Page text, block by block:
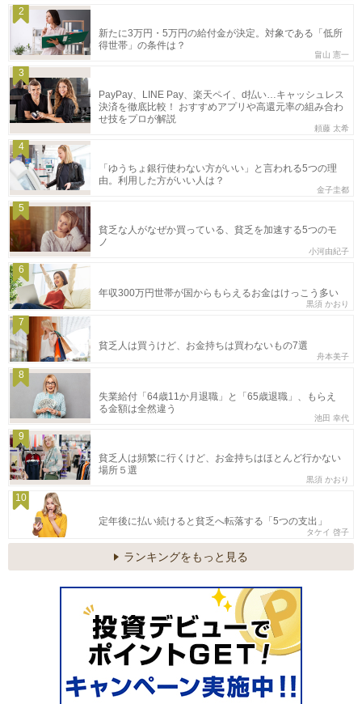
2
新たに3万円・5万円の給付金が決定。対象である「低所
得世帯」の条件は？
畠山 憲一
3
PayPay、LINE Pay、楽天ペイ、d払い…キャッシュレス
決済を徹底比較！ おすすめアプリや高還元率の組み合わ
せ技をプロが解説
頼藤 太希
4
「ゆうちょ銀行使わない方がいい」と言われる5つの理
由。利用した方がいい人は？
金子圭都
5
貧乏な人がなぜか買っている、貧乏を加速する5つのモ
ノ
小河由紀子
6
年収300万円世帯が国からもらえるお金はけっこう多い
黒須 かおり
7
貧乏人は買うけど、お金持ちは買わないもの7選
舟本美子
8
失業給付「64歳11か月退職」と「65歳退職」、もらえ
る金額は全然違う
池田 幸代
9
貧乏人は頻繁に行くけど、お金持ちはほとんど行かない
場所５選
黒須 かおり
10
定年後に払い続けると貧乏へ転落する「5つの支出」
タケイ 啓子
ランキングをもっと見る